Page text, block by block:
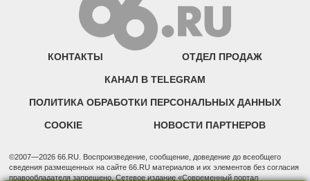
КОНТАКТЫ ОТДЕЛ ПРОДАЖ
КАНАЛ В TELEGRAM
ПОЛИТИКА ОБРАБОТКИ ПЕРСОНАЛЬНЫХ ДАННЫХ
COOKIE НОВОСТИ ПАРТНЕРОВ
©2007—2026 66.RU. Воспроизведение, сообщение, доведение до всеобщего
сведения размещенных на сайте 66.RU материалов и их элементов без согласия
правообладателя запрещено. Сетевое издание «Современный портал